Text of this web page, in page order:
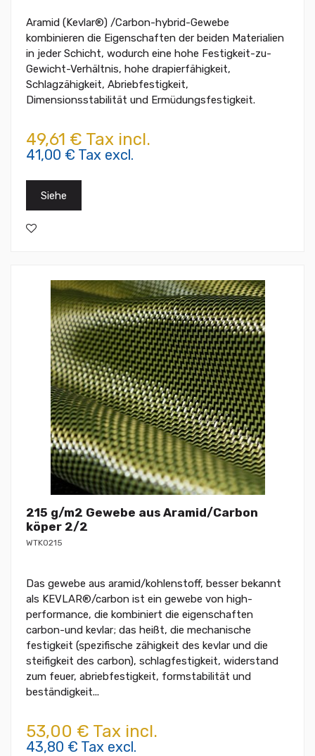
Aramid (Kevlar®) /Carbon-hybrid-Gewebe
kombinieren die Eigenschaften der beiden Materialien
in jeder Schicht, wodurch eine hohe Festigkeit-zu-
Gewicht-Verhältnis, hohe drapierfähigkeit,
Schlagzähigkeit, Abriebfestigkeit,
Dimensionsstabilität und Ermüdungsfestigkeit.
49,61 € Tax incl.
41,00 € Tax excl.
Siehe
215 g/m2 Gewebe aus Aramid/Carbon
köper 2/2
WTK0215
Das gewebe aus aramid/kohlenstoff, besser bekannt
als KEVLAR®/carbon ist ein gewebe von high-
performance, die kombiniert die eigenschaften
carbon-und kevlar; das heißt, die mechanische
festigkeit (spezifische zähigkeit des kevlar und die
steifigkeit des carbon), schlagfestigkeit, widerstand
zum feuer, abriebfestigkeit, formstabilität und
beständigkeit...
53,00 € Tax incl.
43,80 € Tax excl.